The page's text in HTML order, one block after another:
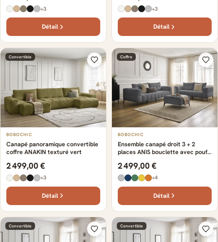
+3
Détail
+3
Détail
Convertible
BOBOCHIC
Canapé panoramique convertible
coffre ANAKIN texturé vert
2 499,00 €
+3
Détail
Coffre
BOBOCHIC
Ensemble canapé droit 3 + 2
places ANIS bouclette avec pouf
2 499,00 €
+4
Détail
Convertible Convertible